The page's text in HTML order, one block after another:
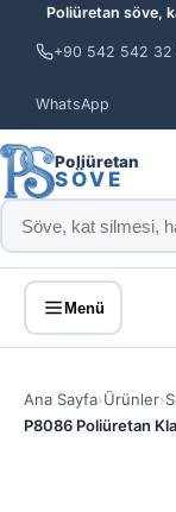
Poliüretan söve,
+90 542 542 32
WhatsApp
Poliüretan
SÖVE
Menü
Ana Sayfa›Ürünler›
P8086 Poliüretan